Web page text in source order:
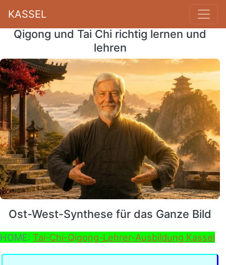
KASSEL
Qigong und Tai Chi richtig lernen und
lehren
Ost-West-Synthese für das Ganze Bild
HOME: Tai-Chi-Qigong-Lehrer-Ausbildung Kassel